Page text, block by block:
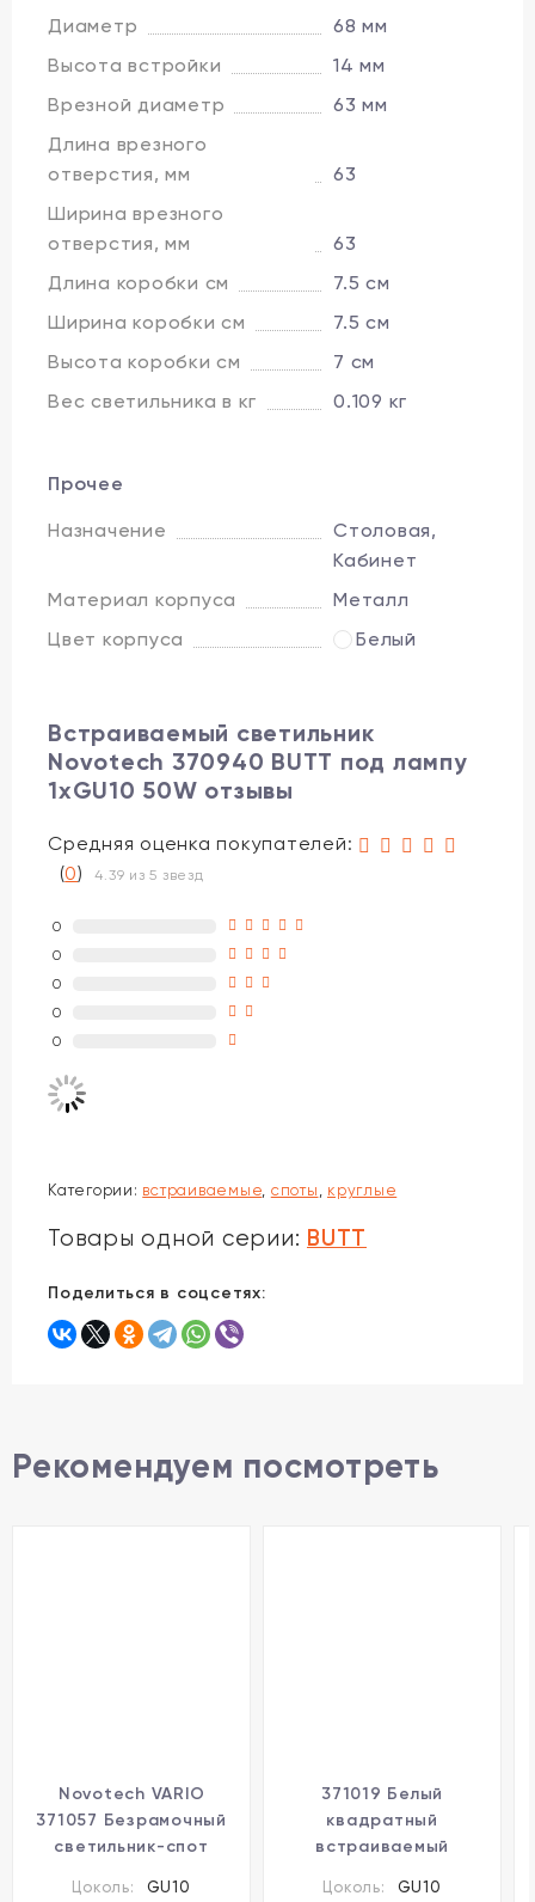
Диаметр
68 мм
Высота встройки
14 мм
Врезной диаметр
63 мм
Длина врезного
отверстия, мм
63
Ширина врезного
отверстия, мм
63
Длина коробки см
7.5 см
Ширина коробки см
7.5 см
Высота коробки см
7 см
Вес светильника в кг
0.109 кг
Прочее
Назначение
Столовая,
Кабинет
Материал корпуса
Металл
Цвет корпуса
Белый
Встраиваемый светильник
Novotech 370940 BUTT под лампу
1xGU10 50W отзывы
Средняя оценка покупателей:
(0)4.39 из 5 звезд
0
0
0
0
0
Категории: встраиваемые споты круглые
Товары одной серии: BUTT
Поделиться в соцсетях:
Рекомендуем посмотреть
Novotech VARIO
371057 Безрамочный
светильник-спот
Цоколь:
GU10
371019 Белый
квадратный
встраиваемый
Цоколь:
GU10